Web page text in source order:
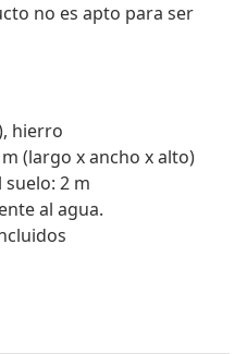
no es apto para ser
hierro
(largo x ancho x alto)
2 m
al agua.